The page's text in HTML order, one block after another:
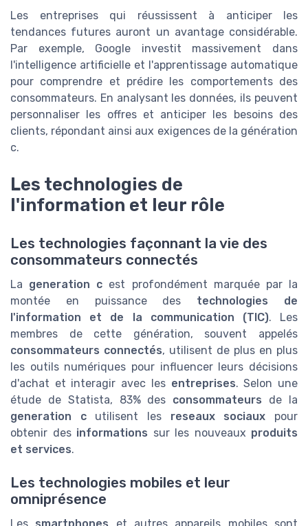
Les entreprises qui réussissent à anticiper les
tendances futures auront un avantage considérable.
Par exemple, Google investit massivement dans
l'intelligence artificielle et l'apprentissage automatique
pour comprendre et prédire les comportements des
consommateurs. En analysant les données, ils peuvent
personnaliser les offres et anticiper les besoins des
clients, répondant ainsi aux exigences de la génération
c.
Les technologies de
l'information et leur rôle
Les technologies façonnant la vie des
consommateurs connectés
La generation c est profondément marquée par la
montée en puissance des technologies de
l'information et de la communication (TIC). Les
membres de cette génération, souvent appelés
consommateurs connectés, utilisent de plus en plus
les outils numériques pour influencer leurs décisions
d'achat et interagir avec les entreprises. Selon une
étude de Statista, 83% des consommateurs de la
generation cutilisent les reseaux sociaux pour
obtenir des informations sur les nouveaux produits
et services.
Les technologies mobiles et leur
omniprésence